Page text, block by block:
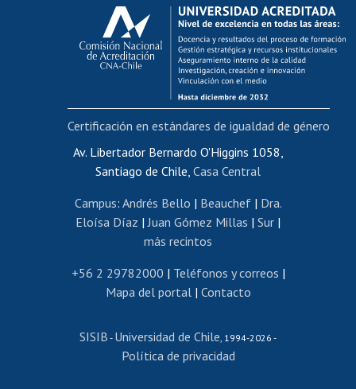
Calificación académica
Postulación al AUCAI
Funcionarias/os
Cursos internos de capacitación
Bienestar del personal
Portal de movilidad interna
Certificado de renta
Certificado de renta honorarios
Editar páginas blancas
Extranjeras/os
Revalidación y reconocimiento de títulos
Postulación al Programa de Movilidad Estudiantil
Cursos de español
Av. Libertador Bernardo O'Higgins 1058,
Santiago de Chile, Casa Central
Campus: Andrés Bello | Beauchef| Dra.
Eloísa Díaz | Juan Gómez Millas | Sur |
más recintos
+56 2 29782000 | Teléfonos y correos |
Mapa del portal| Contacto
SISIB - Universidad de Chile , 1994-2026 -
Política de privacidad
Certificación en estándares de igualdad de género